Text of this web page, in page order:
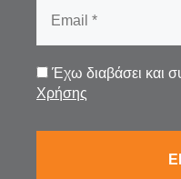
Έχω διαβάσει και
Χρήσης